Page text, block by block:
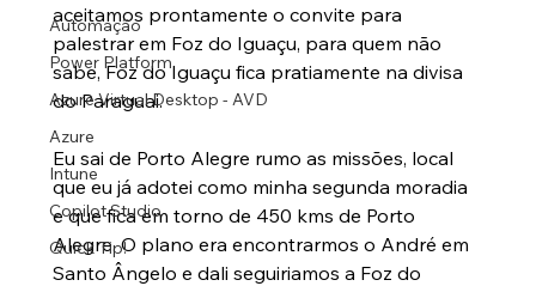
Automação
Power Platform
Azure Virtual Desktop - AVD
Azure
Intune
Copilot Studio
Quick Tip!
aceitamos prontamente o convite para
palestrar em Foz do Iguaçu, para quem não
sabe, Foz do Iguaçu fica pratiamente na divisa
do Paraguai.
Eu sai de Porto Alegre rumo as missões, local
que eu já adotei como minha segunda moradia
e que fica em torno de 450 kms de Porto
Alegre. O plano era encontrarmos o André em
Santo Ângelo e dali seguiriamos a Foz do